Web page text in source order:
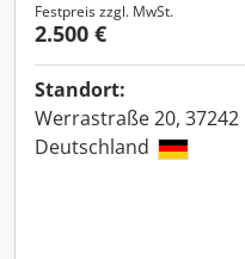
Festpreis zzgl. MwSt.
2.500 €
Standort:
Werrastraße 20,
Deutschland